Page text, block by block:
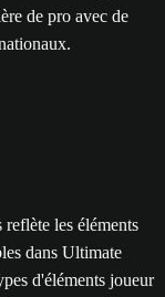
de pro avec de
reflète les éléments
dans Ultimate
d'éléments joueur